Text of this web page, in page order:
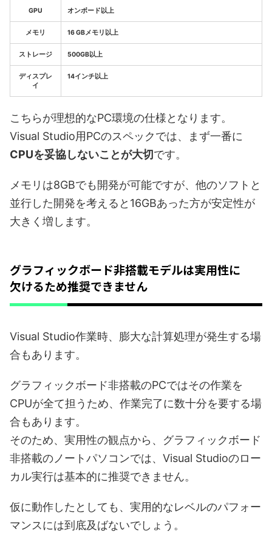
GPU オンボード以上
メモリ 16 GBメモリ以上
ストレージ 500GB以上
ディスプレ
イ
14インチ以上
こちらが理想的なPC環境の仕様となります。
Visual Studio用PCのスペックでは、まず一番に
CPUを妥協しないことが大切です。
メモリは8GBでも開発が可能ですが、他のソフトと
並行した開発を考えると16GBあった方が安定性が
大きく増します。
グラフィックボード非搭載モデルは実用性に
欠けるため推奨できません
Visual Studio作業時、膨大な計算処理が発生する場
合もあります。
グラフィックボード非搭載のPCではその作業を
CPUが全て担うため、作業完了に数十分を要する場
合もあります。
そのため、実用性の観点から、グラフィックボード
非搭載のノートパソコンでは、Visual Studioのロー
カル実行は基本的に推奨できません。
仮に動作したとしても、実用的なレベルのパフォー
マンスには到底及ばないでしょう。